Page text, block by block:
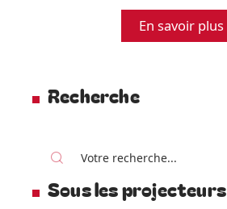
En savoir plus
Recherche
Sous les projecteurs